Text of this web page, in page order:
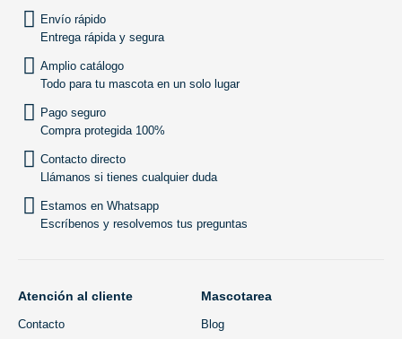
Envío rápido
Entrega rápida y segura
Amplio catálogo
Todo para tu mascota en un solo lugar
Pago seguro
Compra protegida 100%
Contacto directo
Llámanos si tienes cualquier duda
Estamos en Whatsapp
Escríbenos y resolvemos tus preguntas
Atención al cliente
Contacto
Mascotarea
Blog